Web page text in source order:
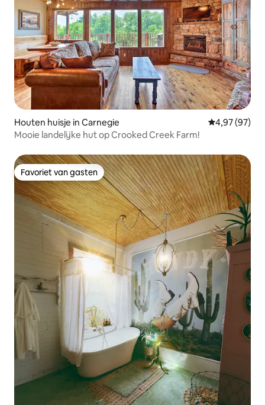
Houten huisje in Carnegie Gemiddelde
4,97 (97)
Mooie landelijke hut op Crooked Creek Farm!
Favoriet van gasten
Favoriet van gasten